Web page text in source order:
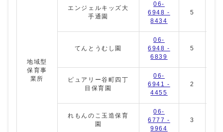
地域型
保育事
業所
エンジェルキッズ大
手通園
06-
6948 -
8434
5
てんとうむし園
06-
6948 -
6839
5
ピュアリー谷町四丁
目保育園
06-
6941 -
4455
2
れもんのこ玉造保育
園
06-
6777 -
9964
3